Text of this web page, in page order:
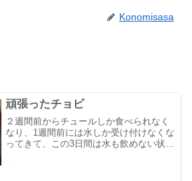
Konomisasa
頑張ったチョビ
２週間前からチュールしか食べられなく
なり、1週間前には水しか受け付けなくな
ってきて、この3日間は水も飲めない状態